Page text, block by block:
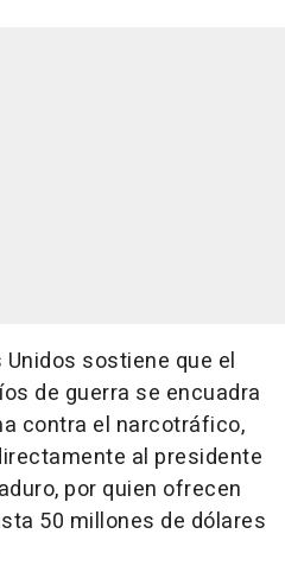
Unidos sostiene que el
de guerra se encuadra
contra el narcotráfico,
al presidente
por quien ofrecen
50 millones de dólares